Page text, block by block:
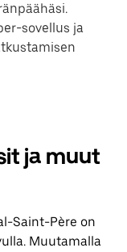
sovellus ja
ja muut
Saint-Père on
Muutamalla